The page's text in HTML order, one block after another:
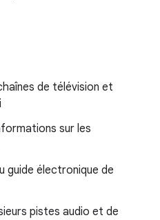
de télévision et
sur les
guide électronique de
pistes audio et de